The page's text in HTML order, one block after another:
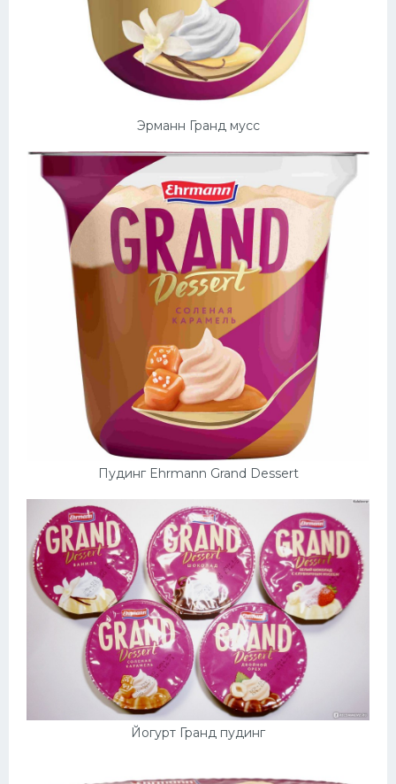
Эрманн Гранд мусс
Пудинг Ehrmann Grand Dessert
Йогурт Гранд пудинг